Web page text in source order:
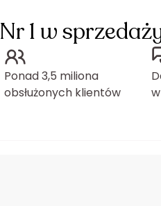
Nr 1 w
Ponad 3,5 miliona
obsłużonych klientów